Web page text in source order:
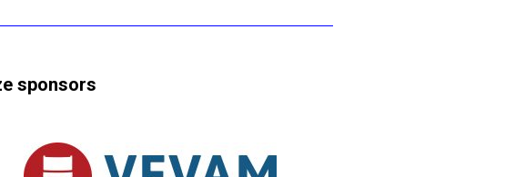
sponsors